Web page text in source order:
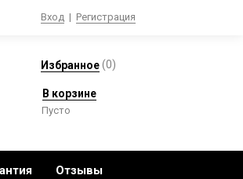
Вход | Регистрация
Избранное(0)
В корзине
Пусто
Отзывы